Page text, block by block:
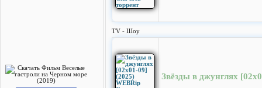
TV - Шоу
Звёзды в джунглях